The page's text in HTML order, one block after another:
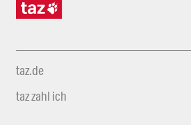
taz.de
taz zahl ich